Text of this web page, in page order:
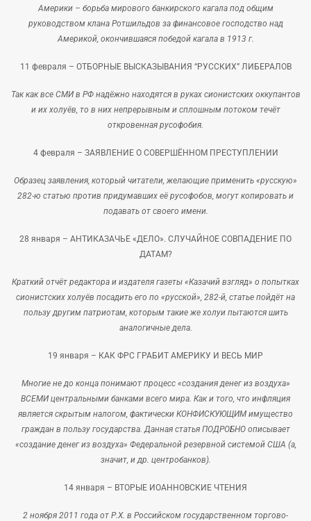
Америки – борьба мирового банкирского кагала под общим
руководством клана Ротшильдов за финансовое господство над
Америкой, окончившаяся победой кагала в 1913 г.
11 февраля – ОТБОРНЫЕ ВЫСКАЗЫВАНИЯ “РУССКИХ” ЛИБЕРАЛОВ
Так как все СМИ в РФ надёжно находятся в руках сионистских оккупантов
и их холуёв, то в них непрерывным и сплошным потоком течёт
откровенная русофобия.
4 февраля – ЗАЯВЛЕНИЕ О СОВЕРШЁННОМ ПРЕСТУПЛЕНИИ
Образец заявления, который читатели, желающие применить «русскую»
282-ю статью против придумавших её русофобов, могут копировать и
подавать от своего имени.
28 января – АНТИКАЗАЧЬЕ «ДЕЛО». СЛУЧАЙНОЕ СОВПАДЕНИЕ ПО
ДАТАМ?
Краткий отчёт редактора и издателя газеты «Казачий взгляд» о попытках
сионистских холуёв посадить его по «русской», 282-й, статье пойдёт на
пользу другим патриотам, которым такие же холуи пытаются шить
аналогичные дела.
19 января – КАК ФРС ГРАБИТ АМЕРИКУ И ВЕСЬ МИР
Многие не до конца понимают процесс «создания денег из воздуха»
ВСЕМИ центральными банками всего мира. Как и того, что инфляция
является скрытым налогом, фактически КОНФИСКУЮЩИМ имущество
граждан в пользу государства. Данная статья ПОДРОБНО описывает
«создание денег из воздуха» Федеральной резервной системой США (а,
значит, и др. центробанков).
14 января – ВТОРЫЕ ИОАННОВСКИЕ ЧТЕНИЯ
2 ноября 2011 года от Р.Х. в Российском государственном торгово-